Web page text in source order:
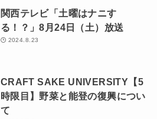
関西テレビ「土曜はナニす
る！？」8月24日（土）放送
2024.8.23
CRAFT SAKE UNIVERSITY【5
時限目】野菜と能登の復興につい
て